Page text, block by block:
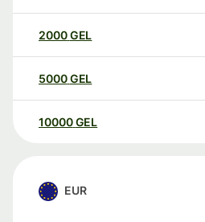
2000GEL
5000GEL
10000 GEL
EUR